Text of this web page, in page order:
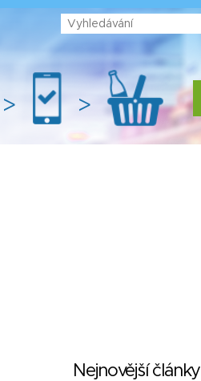
> >
Nejnovější články